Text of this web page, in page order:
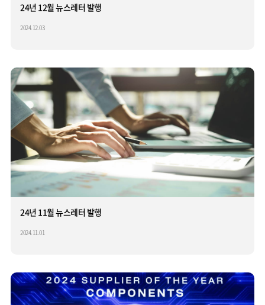
24년 12월 뉴스레터 발행
2024.12.03
24년 11월 뉴스레터 발행
2024.11.01